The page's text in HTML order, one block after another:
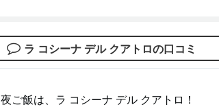
ラ コシーナ デル クアトロの口コミ
夜ご飯は、ラ コシーナ デル クアトロ！